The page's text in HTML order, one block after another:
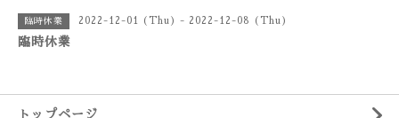
臨時休業 2022-12-01 (Thu) - 2022-12-08 (Thu)
臨時休業
トップページ